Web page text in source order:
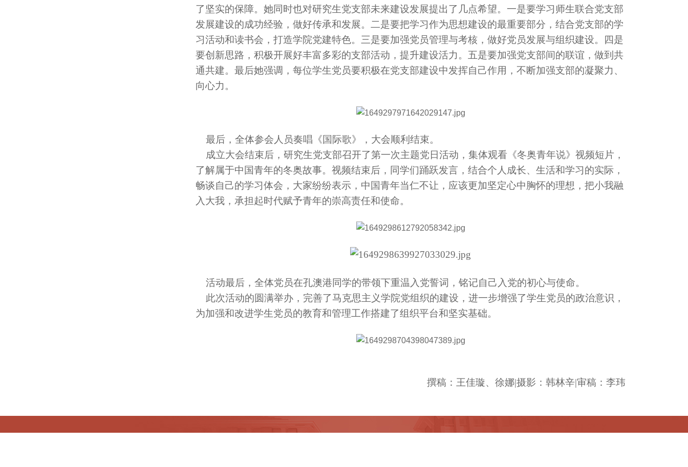
了坚实的保障。她同时也对研究生党支部未来建设发展提出了几点希望。一是要学习师生联合党支部
发展建设的成功经验，做好传承和发展。二是要把学习作为思想建设的最重要部分，结合党支部的学
习活动和读书会，打造学院党建特色。三是要加强党员管理与考核，做好党员发展与组织建设。四是
要创新思路，积极开展好丰富多彩的支部活动，提升建设活力。五是要加强党支部间的联谊，做到共
通共建。最后她强调，每位学生党员要积极在党支部建设中发挥自己作用，不断加强支部的凝聚力、
向心力。
最后，全体参会人员奏唱《国际歌》，大会顺利结束。
成立大会结束后，研究生党支部召开了第一次主题党日活动，集体观看《冬奥青年说》视频短片，
了解属于中国青年的冬奥故事。视频结束后，同学们踊跃发言，结合个人成长、生活和学习的实际，
畅谈自己的学习体会，大家纷纷表示，中国青年当仁不让，应该更加坚定心中胸怀的理想，把小我融
入大我，承担起时代赋予青年的崇高责任和使命。
活动最后，全体党员在孔澳港同学的带领下重温入党誓词，铭记自己入党的初心与使命。
此次活动的圆满举办，完善了马克思主义学院党组织的建设，进一步增强了学生党员的政治意识，
为加强和改进学生党员的教育和管理工作搭建了组织平台和坚实基础。
撰稿：王佳璇、徐娜|摄影：韩林辛|审稿：李玮